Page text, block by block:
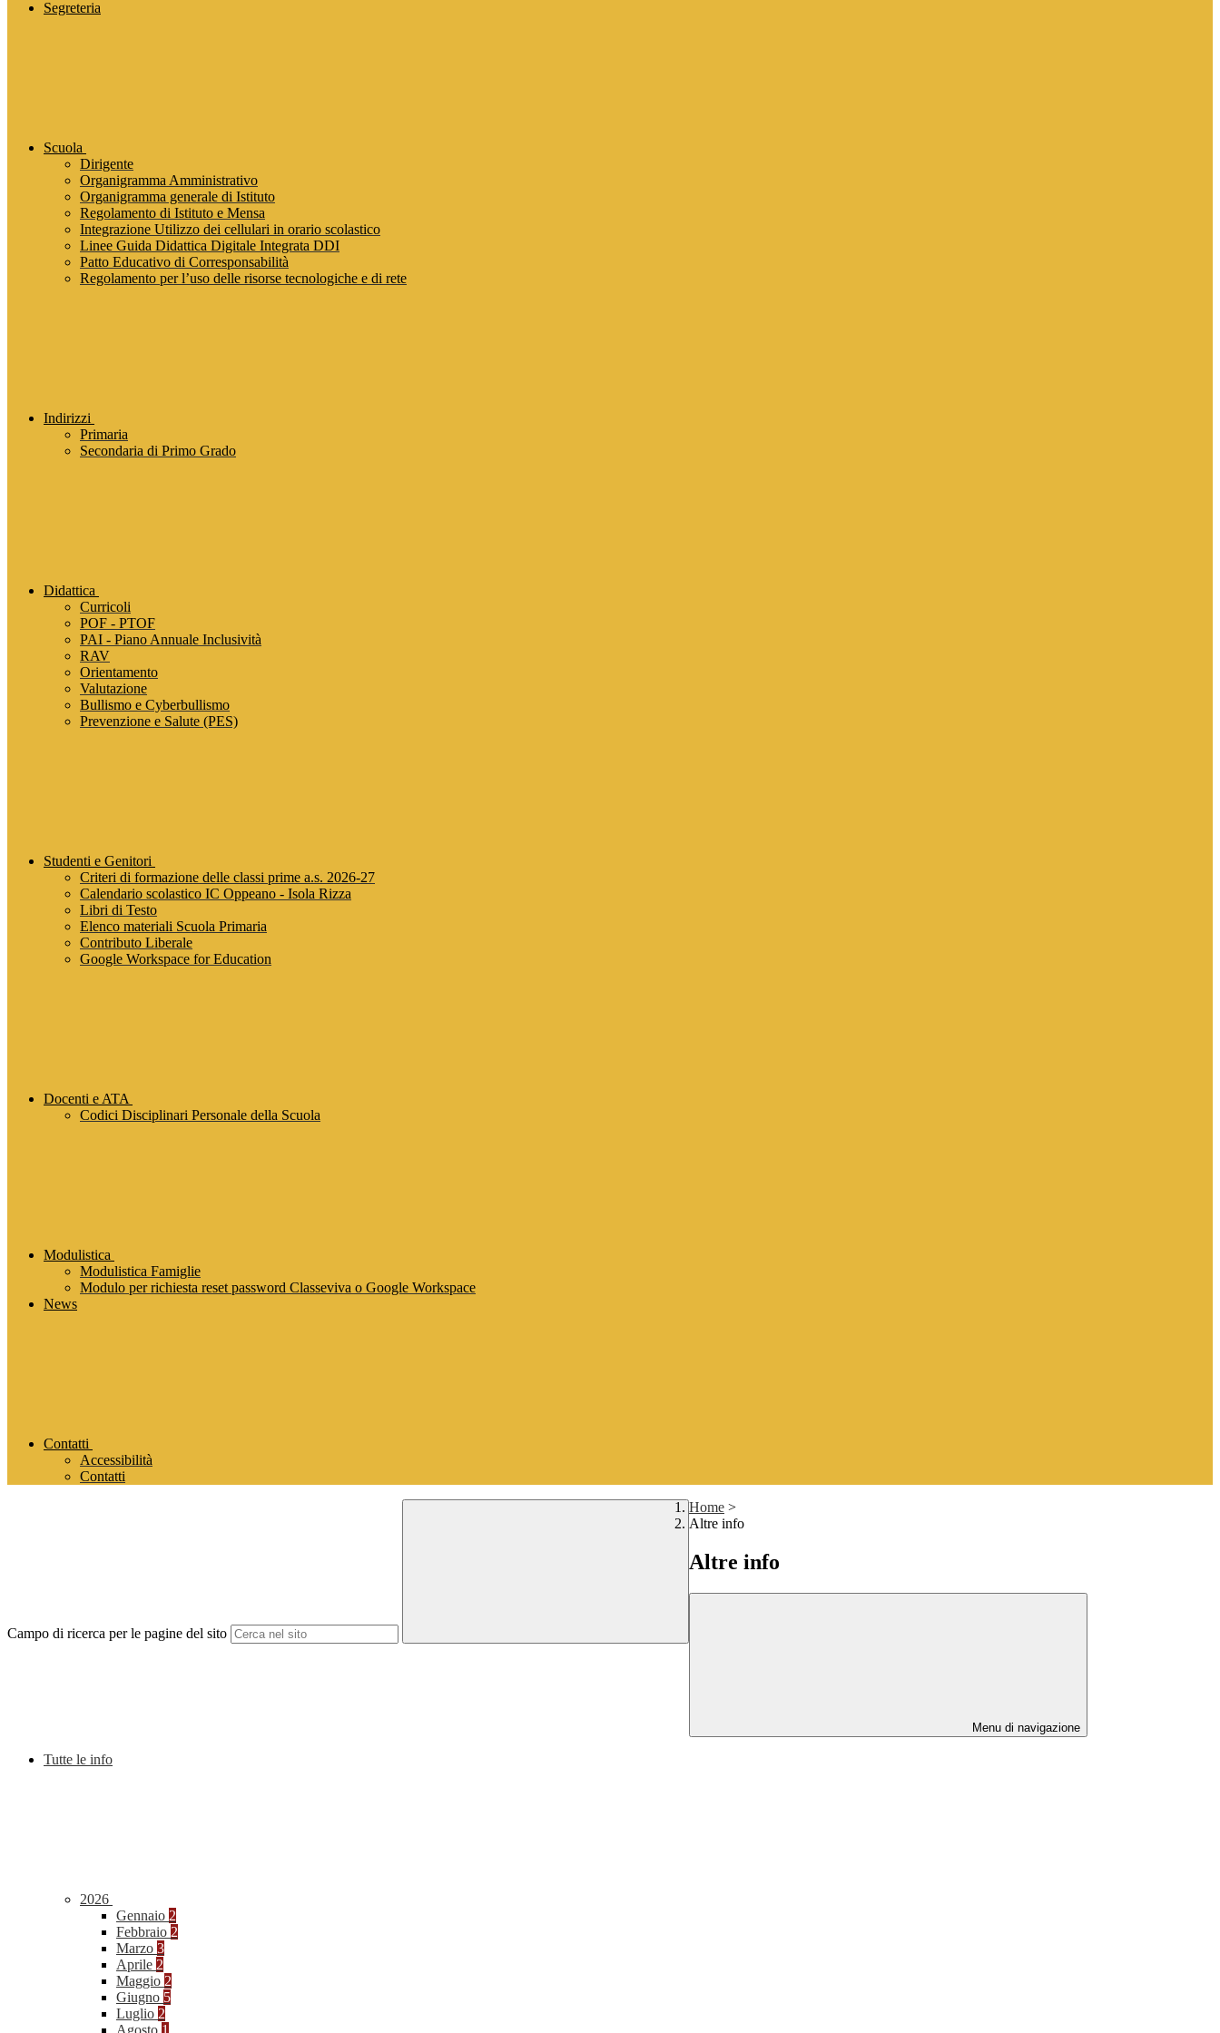
Segreteria
Scuola
Dirigente
Organigramma Amministrativo
Organigramma generale di Istituto
Regolamento di Istituto e Mensa
Integrazione Utilizzo dei cellulari in orario scolastico
Linee Guida Didattica Digitale Integrata DDI
Patto Educativo di Corresponsabilità
Regolamento per l’uso delle risorse tecnologiche e di rete
Indirizzi
Primaria
Secondaria di Primo Grado
Didattica
Curricoli
POF - PTOF
PAI - Piano Annuale Inclusività
RAV
Orientamento
Valutazione
Bullismo e Cyberbullismo
Prevenzione e Salute (PES)
Studenti e Genitori
Criteri di formazione delle classi prime a.s. 2026-27
Calendario scolastico IC Oppeano - Isola Rizza
Libri di Testo
Elenco materiali Scuola Primaria
Contributo Liberale
Google Workspace for Education
Docenti e ATA
Codici Disciplinari Personale della Scuola
Modulistica
Modulistica Famiglie
Modulo per richiesta reset password Classeviva o Google Workspace
News
Contatti
Accessibilità
Contatti
Campo di ricerca per le pagine del sito
Home >
Altre info
Altre info
Menu di navigazione
Tutte le info
2026
Gennaio 2
Febbraio 2
Marzo 3
Aprile 2
Maggio 2
Giugno 5
Luglio 2